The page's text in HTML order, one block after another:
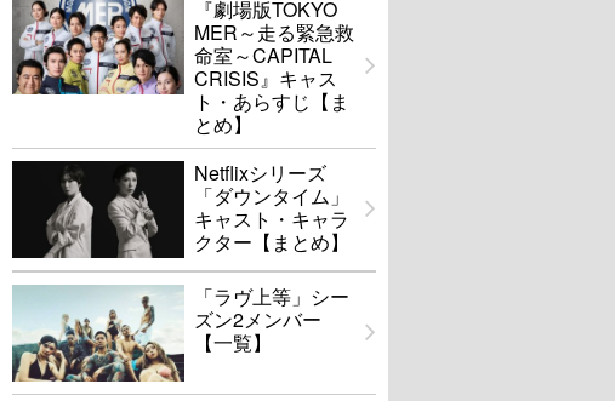
『劇場版TOKYO
MER～走る緊急救
命室～CAPITAL
CRISIS』キャス
ト・あらすじ【ま
とめ】
Netflixシリーズ
「ダウンタイム」
キャスト・キャラ
クター【まとめ】
「ラヴ上等」シー
ズン2メンバー
【一覧】